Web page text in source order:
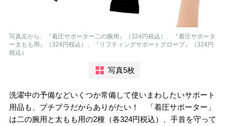
写真左から、『着圧サポーター二の腕用』（324円税込）、『着圧サポータ
ー太もも用』（324円税込）、『リフティングサポートグローブ』（324円
税込）
写真5枚
洗濯中の予備などいくつか常備して使いまわしたいサポート
用品も、プチプラだからありがたい！ 「着圧サポーター」
は二の腕用と太もも用の2種（各324円税込）、手首を守って